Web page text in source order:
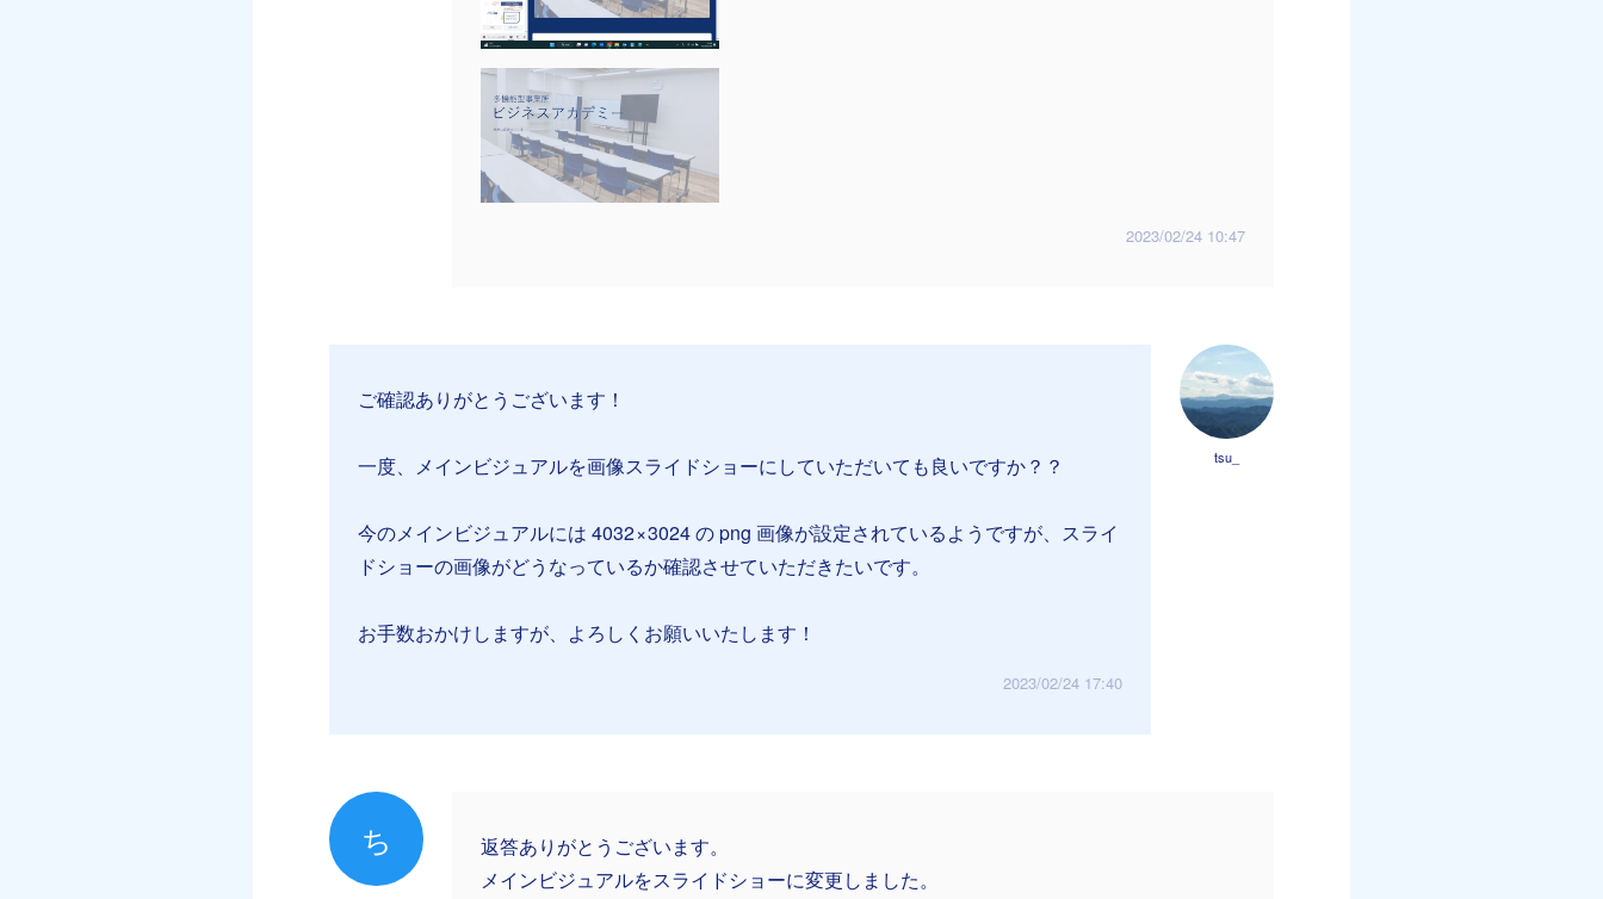
2023/02/24 10:47
tsu_
ご確認ありがとうございます！
一度、メインビジュアルを画像スライドショーにしていただいても良いですか？？
今のメインビジュアルには 4032 × 3024 の png 画像が設定されているようですが、スライ
ドショーの画像がどうなっているか確認させていただきたいです。
お手数おかけしますが、よろしくお願いいたします！
2023/02/24 17:40
ち
返答ありがとうございます。
メインビジュアルをスライドショーに変更しました。